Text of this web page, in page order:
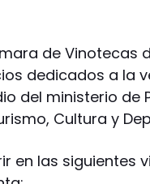
de Vinotecas
dedicados a la
del ministerio de
Cultura y
en las siguientes